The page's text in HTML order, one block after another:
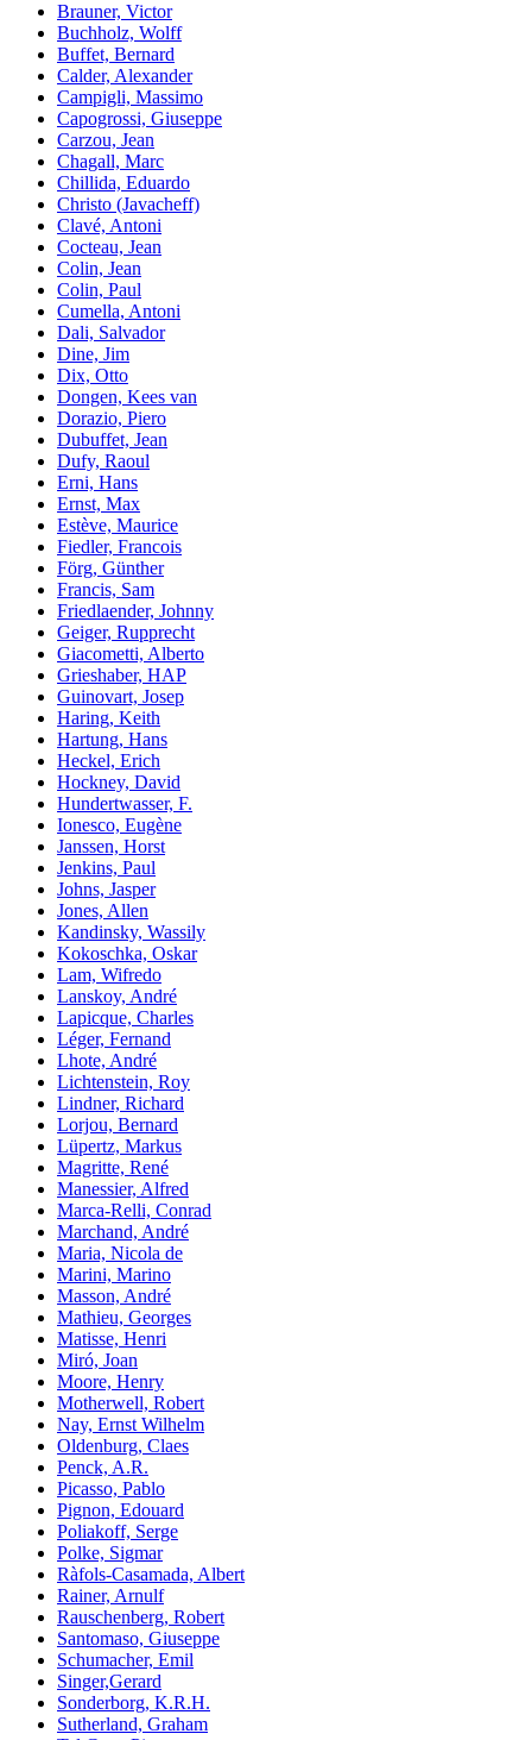
Brauner, Victor
Buchholz, Wolff
Buffet, Bernard
Calder, Alexander
Campigli, Massimo
Capogrossi, Giuseppe
Carzou, Jean
Chagall, Marc
Chillida, Eduardo
Christo (Javacheff)
Clavé, Antoni
Cocteau, Jean
Colin, Jean
Colin, Paul
Cumella, Antoni
Dali, Salvador
Dine, Jim
Dix, Otto
Dongen, Kees van
Dorazio, Piero
Dubuffet, Jean
Dufy, Raoul
Erni, Hans
Ernst, Max
Estève, Maurice
Fiedler, Francois
Förg, Günther
Francis, Sam
Friedlaender, Johnny
Geiger, Rupprecht
Giacometti, Alberto
Grieshaber, HAP
Guinovart, Josep
Haring, Keith
Hartung, Hans
Heckel, Erich
Hockney, David
Hundertwasser, F.
Ionesco, Eugène
Janssen, Horst
Jenkins, Paul
Johns, Jasper
Jones, Allen
Kandinsky, Wassily
Kokoschka, Oskar
Lam, Wifredo
Lanskoy, André
Lapicque, Charles
Léger, Fernand
Lhote, André
Lichtenstein, Roy
Lindner, Richard
Lorjou, Bernard
Lüpertz, Markus
Magritte, René
Manessier, Alfred
Marca-Relli, Conrad
Marchand, André
Maria, Nicola de
Marini, Marino
Masson, André
Mathieu, Georges
Matisse, Henri
Miró, Joan
Moore, Henry
Motherwell, Robert
Nay, Ernst Wilhelm
Oldenburg, Claes
Penck, A.R.
Picasso, Pablo
Pignon, Edouard
Poliakoff, Serge
Polke, Sigmar
Ràfols-Casamada, Albert
Rainer, Arnulf
Rauschenberg, Robert
Santomaso, Giuseppe
Schumacher, Emil
Singer,Gerard
Sonderborg, K.R.H.
Sutherland, Graham